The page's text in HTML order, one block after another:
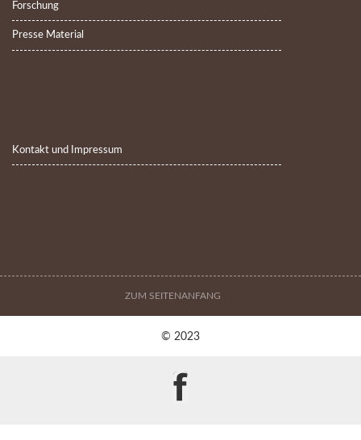
Forschung
Presse Material
Kontakt und Impressum
ZUM SEITENANFANG
© 2023